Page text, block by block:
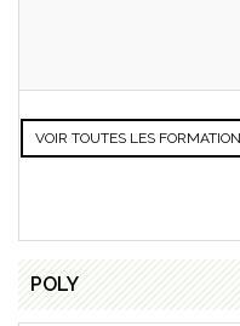
VOIR TOUTES LES
POLY